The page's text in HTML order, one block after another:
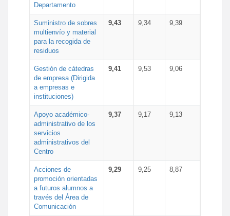
Departamento
Suministro de sobres
multienvío y material
para la recogida de
residuos
9,43 9,34 9,39
Gestión de cátedras
de empresa (Dirigida
a empresas e
instituciones)
9,41 9,53 9,06
Apoyo académico-
administrativo de los
servicios
administrativos del
Centro
9,37 9,17 9,13
Acciones de
promoción orientadas
a futuros alumnos a
través del Área de
Comunicación
9,29 9,25 8,87